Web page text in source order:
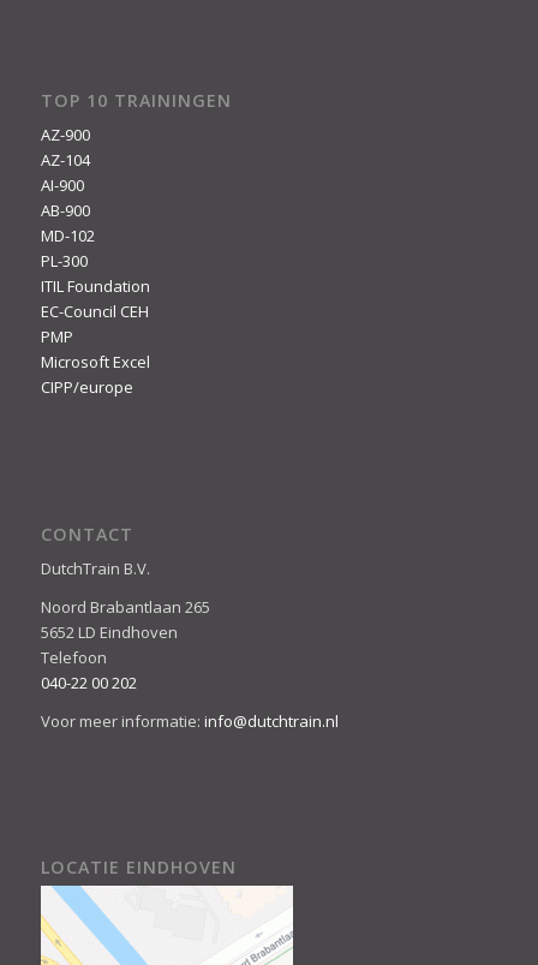
TOP 10 TRAININGEN
AZ-900
AZ-104
AI-900
AB-900
MD-102
PL-300
ITIL Foundation
EC-Council CEH
PMP
Microsoft Excel
CIPP/europe
CONTACT
DutchTrain B.V.
Noord Brabantlaan 265
5652 LD Eindhoven
Telefoon
040-22 00 202
Voor meer informatie: info@dutchtrain.nl
LOCATIE EINDHOVEN